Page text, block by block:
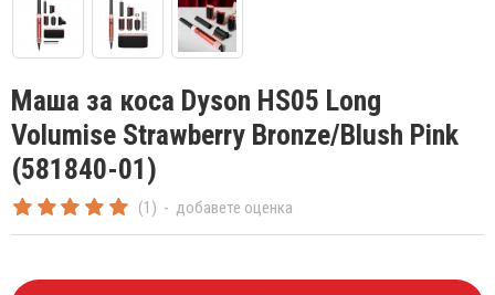
Маша за коса Dyson HS05 Long
Volumise Strawberry Bronze/Blush Pink
(581840-01)
(1) - добавете оценка